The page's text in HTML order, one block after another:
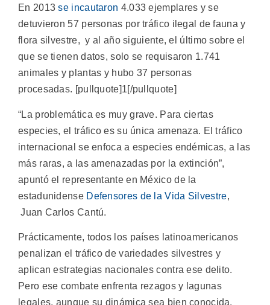
En 2013se incautaron 4.033 ejemplares y se
detuvieron 57 personas por tráfico ilegal de fauna y
flora silvestre, y al año siguiente, el último sobre el
que se tienen datos, solo se requisaron 1.741
animales y plantas y hubo 37 personas
procesadas. [pullquote]1[/pullquote]
“La problemática es muy grave. Para ciertas
especies, el tráfico es su única amenaza. El tráfico
internacional se enfoca a especies endémicas, a las
más raras, a las amenazadas por la extinción”,
apuntó el representante en México de la
estadunidense Defensores de la Vida Silvestre,
Juan Carlos Cantú.
Prácticamente, todos los países latinoamericanos
penalizan el tráfico de variedades silvestres y
aplican estrategias nacionales contra ese delito.
Pero ese combate enfrenta rezagos y lagunas
legales, aunque su dinámica sea bien conocida.